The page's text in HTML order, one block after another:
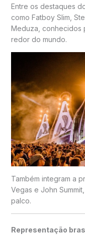
Entre os destaques
como Fatboy Slim
Meduza ,
redor do mundo.
Também integram a
Vegas e John Summit
palco.
Representação